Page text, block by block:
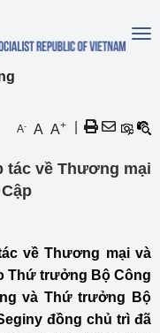
A- A A+
tác về Thương mại
về Thương mại và
Thứ trưởng Bộ Công
và Thứ trưởng Bộ
đồng chủ trì đã